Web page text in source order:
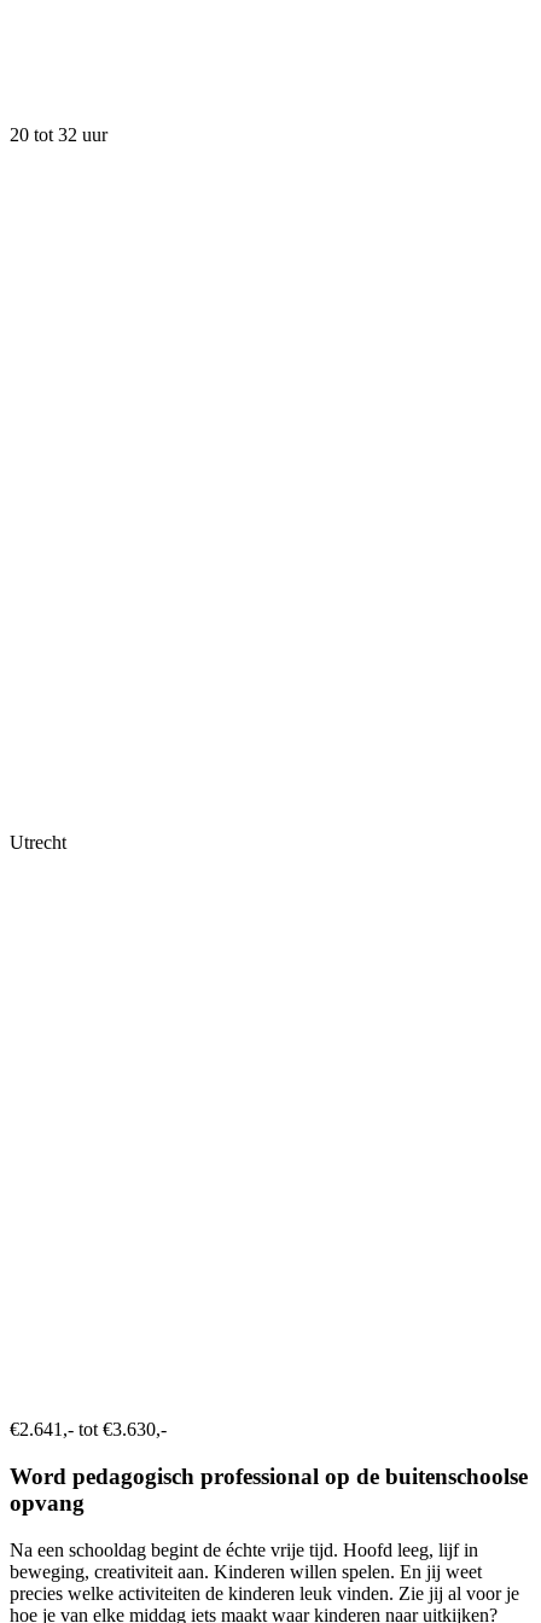
20 tot 32 uur
Utrecht
€2.641,- tot €3.630,-
Word pedagogisch professional op de buitenschoolse
opvang
Na een schooldag begint de échte vrije tijd. Hoofd leeg, lijf in
beweging, creativiteit aan. Kinderen willen spelen. En jij weet
precies welke activiteiten de kinderen leuk vinden. Zie jij al voor je
hoe je van elke middag iets maakt waar kinderen naar uitkijken?